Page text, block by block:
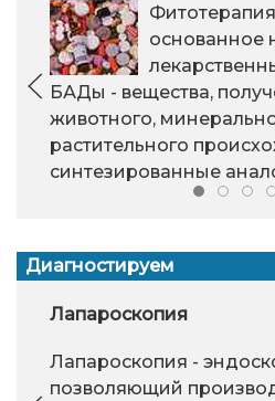
основанное
БАДы - вещества,
животного,
растительного
синтезированные
Диагностируем
Лапароскопия
Лапароскопия -
позволяющий